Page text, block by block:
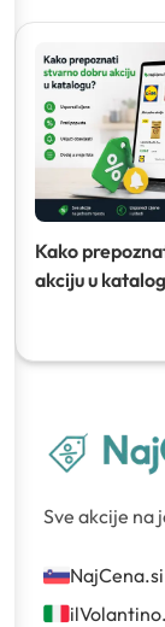
Kako
akciju u
Sve akcije na
NajCena.si